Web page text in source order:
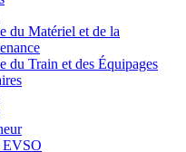
du Matériel et de la
du Train et des Équipages